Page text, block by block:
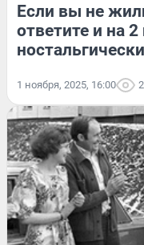
Если вы не
ответите и на
1 ноября, 2025, 16:00